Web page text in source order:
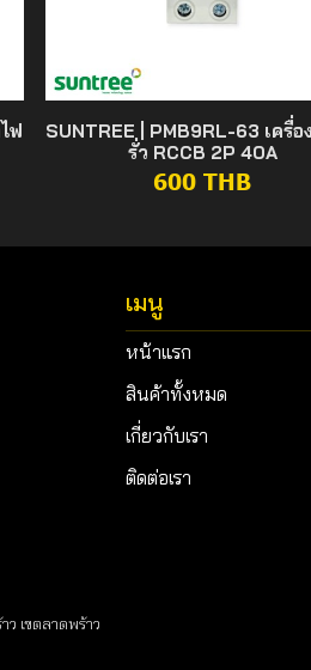
ฟ
SUNTREE | PMB9RL-63 เครื่อ
รั่ว RCCB 2P 40A
600 THB
เขตลาดพร้าว
เมนู
หน้าแรก
สินค้าทั้งหมด
เกี่ยวกับเรา
ติดต่อเรา